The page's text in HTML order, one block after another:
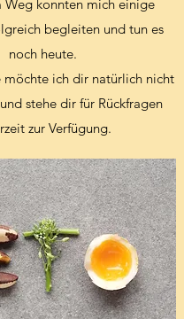
Weg konnten mich einige
begleiten und tun es
noch heute.
möchte ich dir natürlich nicht
stehe dir für Rückfragen
zur Verfügung.